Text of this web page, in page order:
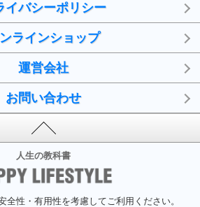
イバシーポリシー
ラインショップ
運営会社
お問い合わせ
人生の教科書
全性・有用性を考慮してご利用ください。